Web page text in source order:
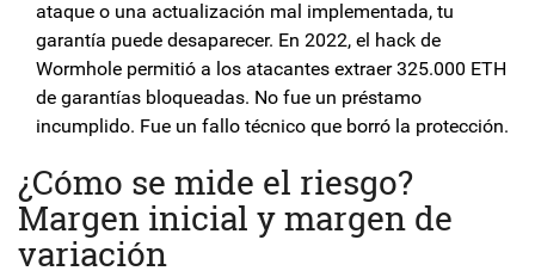
ataque o una actualización mal implementada, tu
garantía puede desaparecer. En 2022, el hack de
Wormhole permitió a los atacantes extraer 325.000 ETH
de garantías bloqueadas. No fue un préstamo
incumplido. Fue un fallo técnico que borró la protección.
¿Cómo se mide el riesgo?
Margen inicial y margen de
variación